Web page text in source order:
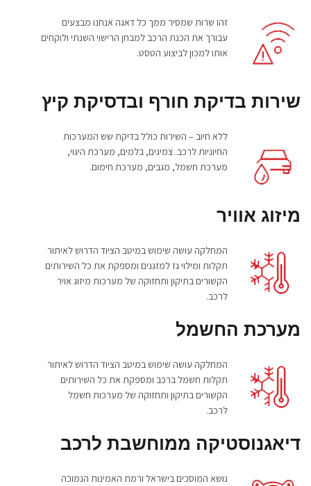
זהו שרות שמסיר ממך כל דאגה אנחנו מבצעים
עבורך את הכנת הרכב למבחן הרישוי השנתי ולוקחים
אותו למכון לביצוע הטסט.
שירות בדיקת חורף ובדסיקת קיץ
ללא חיוב – השירות כולל בדיקת שש המערכות
החיוניות לרכב. צמיגים, בלמים, מערכת היגוי,
מערכת חשמל, מגבים, מערכת חימום.
מיזוג אוויר
המחלקה עושה שימוש במיטב הציוד הדרוש לאיתור
תקלות ומילוי גז למזגנים ומספקת את כל השירותים
הקשורים בתיקון ותחזוקה של מערכות מיזוג אויר
לרכב.
מערכת החשמל
המחלקה עושה שימוש במיטב הציוד הדרוש לאיתור
תקלות חשמל ברכב ומספקת את כל השירותים
הקשורים בתיקון ותחזוקה של מערכות חשמל
לרכב.
דיאגנוסטיקה ממוחשבת לרכב
נושא המוסכים בישראל ורמת האמינות הנמוכה